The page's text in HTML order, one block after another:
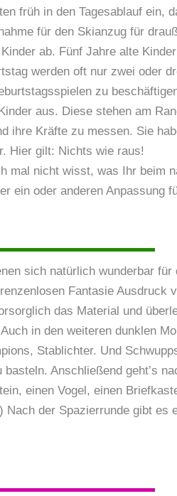
früh in den Tagesablauf
für den Skianzug für
ab. Fünf Jahre alte
werden oft nur zwei oder
zu
aus. Diese stehen am
ihre Kräfte zu messen. Sie
Hier gilt: Nichts wie raus!
mal nicht wisst, was Ihr beim
ein oder anderen Anpassung
sich natürlich wunderbar
Fantasie
das Material und
in den weiteren dunklen
Stablichter. Und
Anschließend geht’s
einen Vogel, einen
der Spazierrunde gibt